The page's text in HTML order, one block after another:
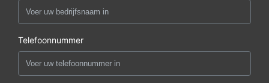
Telefoonnummer